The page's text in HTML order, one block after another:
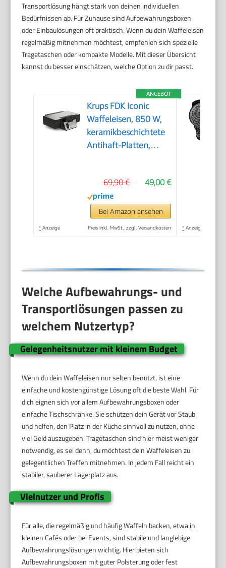
Transportlösung hängt stark von deinen individuellen
Bedürfnissen ab. Für Zuhause sind Aufbewahrungsboxen
oder Einbaulösungen oft praktisch. Wenn du dein Waffeleisen
regelmäßig mitnehmen möchtest, empfehlen sich spezielle
Tragetaschen oder kompakte Modelle. Mit dieser Übersicht
kannst du besser einschätzen, welche Option zu dir passt.
ANGEBOT
Krups FDK Iconic
Waffeleisen, 850 W,
keramikbeschichtete
Antihaft-Platten,
Aufbewahrung,
benutzerfreundlich,
Schwarz/Edelstahl,
FDK261
49,00 €
69,90 €
Bei Amazon ansehen
* Anzeige Preis inkl. MwSt., zzgl. Versandkosten * Anzeige
Welche Aufbewahrungs- und
Transportlösungen passen zu
welchem Nutzertyp?
Gelegenheitsnutzer mit kleinem Budget
Wenn du dein Waffeleisen nur selten benutzt, ist eine
einfache und kostengünstige Lösung oft die beste Wahl. Für
dich eignen sich vor allem Aufbewahrungsboxen oder
einfache Tischschränke. Sie schützen dein Gerät vor Staub
und helfen, den Platz in der Küche sinnvoll zu nutzen, ohne
viel Geld auszugeben. Tragetaschen sind hier meist weniger
notwendig, es sei denn, du möchtest dein Waffeleisen zu
gelegentlichen Treffen mitnehmen. In jedem Fall reicht ein
stabiler, sauberer Lagerplatz aus.
Vielnutzer und Profis
Für alle, die regelmäßig und häufig Waffeln backen, etwa in
kleinen Cafés oder bei Events, sind stabile und langlebige
Aufbewahrungslösungen wichtig. Hier bieten sich
Aufbewahrungsboxen mit guter Polsterung oder fest